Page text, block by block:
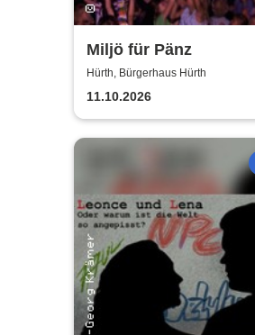
Miljö für Pänz
Hürth, Bürgerhaus Hürth
11.10.2026